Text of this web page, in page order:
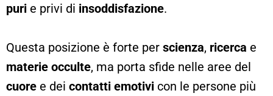
puri e privi di insoddisfazione.
Questa posizione è forte per scienza, ricerca e
materie occulte, ma porta sfide nelle aree del
cuore e dei contatti emotivi con le persone più